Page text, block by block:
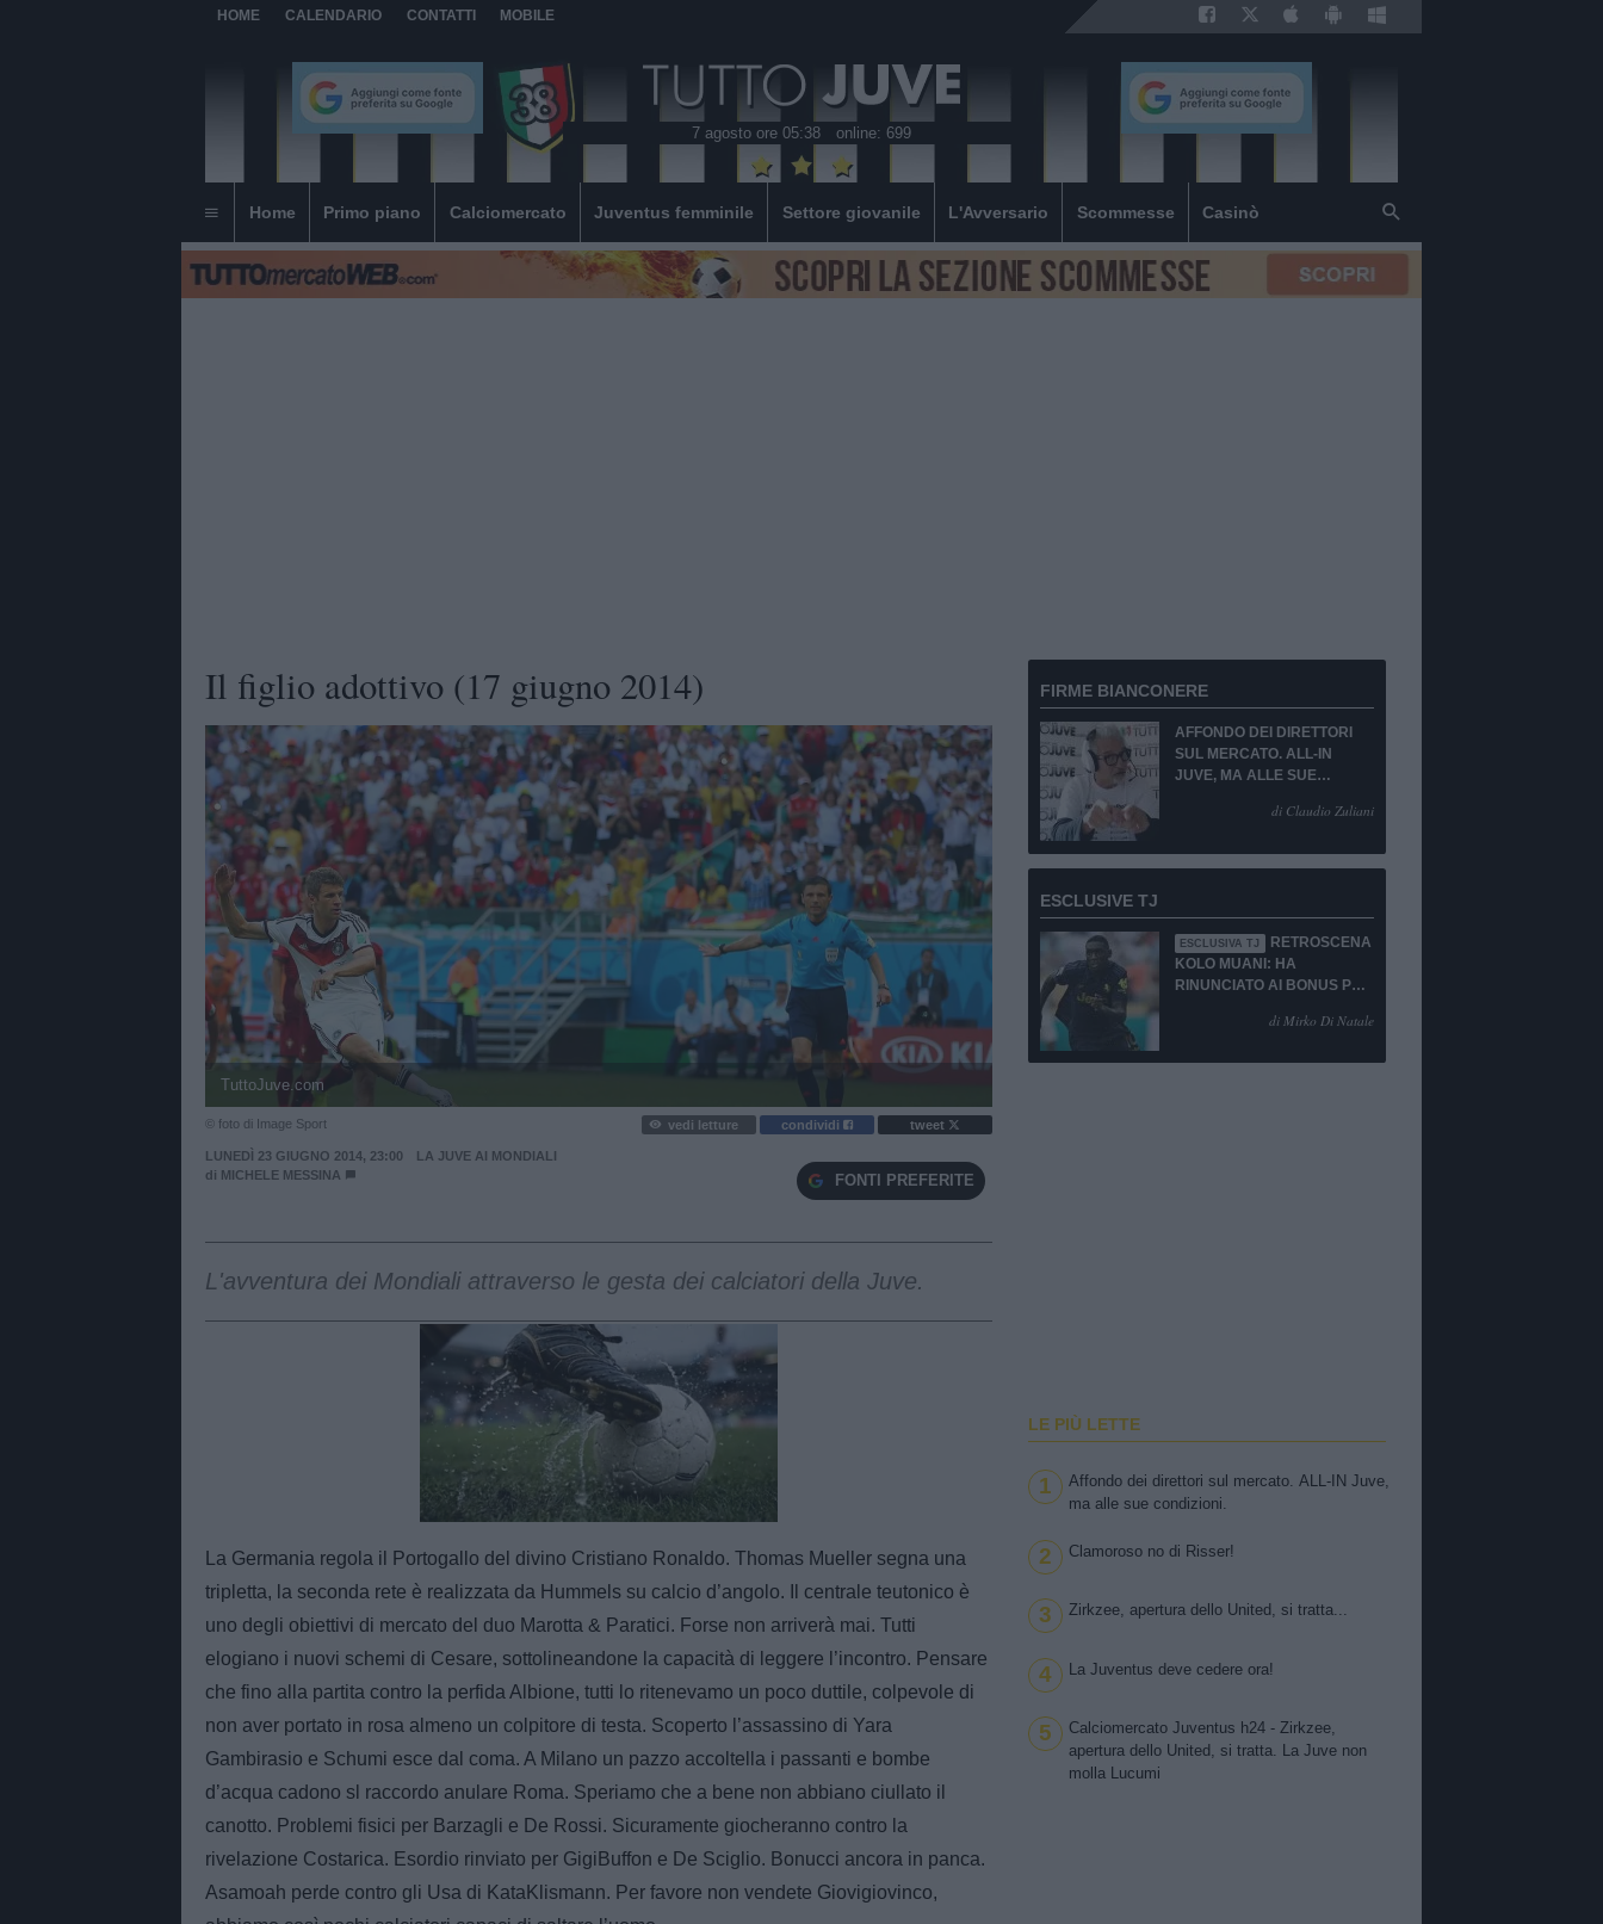
HOME CALENDARIO CONTATTI MOBILE
7 agosto ore 05:38 online: 699
Home Primo piano Calciomercato Juventus femminile Settore giovanile L'Avversario Scommesse Casinò
Il figlio adottivo (17 giugno 2014)
TuttoJuve.com
© foto di Image Sport vedi letture condividi tweet
LUNEDÌ 23 GIUGNO 2014, 23:00
LA JUVE AI MONDIALI
di MICHELE MESSINA FONTI PREFERITE
L'avventura dei Mondiali attraverso le gesta dei calciatori della Juve.
Unmute
Loaded:
100.00%
La Germania regola il Portogallo del divino Cristiano Ronaldo. Thomas Mueller segna una
tripletta, la seconda rete è realizzata da Hummels su calcio d’angolo. Il centrale teutonico è
uno degli obiettivi di mercato del duo Marotta & Paratici. Forse non arriverà mai. Tutti
elogiano i nuovi schemi di Cesare, sottolineandone la capacità di leggere l’incontro. Pensare
che fino alla partita contro la perfida Albione, tutti lo ritenevamo un poco duttile, colpevole di
non aver portato in rosa almeno un colpitore di testa. Scoperto l’assassino di Yara
Gambirasio e Schumi esce dal coma. A Milano un pazzo accoltella i passanti e bombe
d’acqua cadono sl raccordo anulare Roma. Speriamo che a bene non abbiano ciullato il
canotto. Problemi fisici per Barzagli e De Rossi. Sicuramente giocheranno contro la
rivelazione Costarica. Esordio rinviato per GigiBuffon e De Sciglio. Bonucci ancora in panca.
Asamoah perde contro gli Usa di KataKlismann. Per favore non vendete Giovigiovinco,
FIRME BIANCONERE
AFFONDO DEI DIRETTORI
SUL MERCATO. ALL-IN
JUVE, MA ALLE SUE
di Claudio Zuliani
ESCLUSIVE TJ
ESCLUSIVA TJ
RETROSCENA
KOLO MUANI: HA
RINUNCIATO AI BONUS PUR
di Mirko Di Natale
LE PIÙ LETTE
1
Affondo dei direttori sul mercato. ALL-IN Juve,
ma alle sue condizioni.
2 Clamoroso no di Risser!
3 Zirkzee, apertura dello United, si tratta...
4 La Juventus deve cedere ora!
5
Calciomercato Juventus h24 - Zirkzee,
apertura dello United, si tratta. La Juve non
molla Lucumi